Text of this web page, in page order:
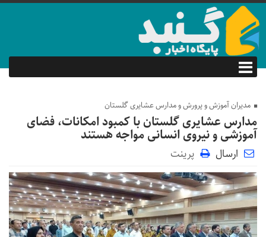
مدیران آموزش و پرورش و مدارس عشایری گلستان
مدارس عشایری گلستان با کمبود امکانات، فضای
آموزشی و نیروی انسانی مواجه‌ هستند
ارسال پرینت